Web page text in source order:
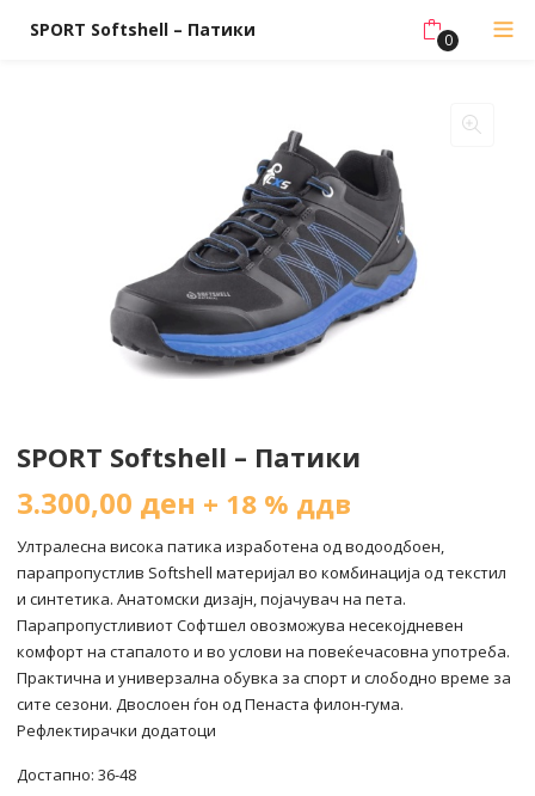
SPORT Softshell – Патики 0
SPORT Softshell – Патики
3.300,00 ден + 18 % ддв
Ултралесна висока патика изработена од водоодбоен,
парапропустлив Softshell материјал во комбинација од текстил
и синтетика. Анатомски дизајн, појачувач на пета.
Парапропустливиот Софтшел овозможува несекојдневен
комфорт на стапалото и во услови на повеќечасовна употреба.
Практична и универзална обувка за спорт и слободно време за
сите сезони. Двослоен ѓон од Пенаста филон-гума.
Рефлектирачки додатоци
Достапнo: 36-48